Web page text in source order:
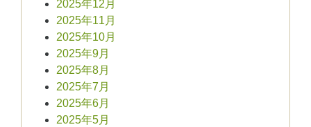
2025年12月
2025年11月
2025年10月
2025年9月
2025年8月
2025年7月
2025年6月
2025年5月